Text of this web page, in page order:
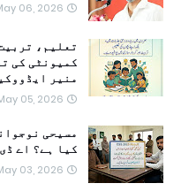
06, 2026
تعلیم،
کمیونٹی کی
منیر
05, 2026
مسیحی
کیا ہے؟ اے
03, 2026